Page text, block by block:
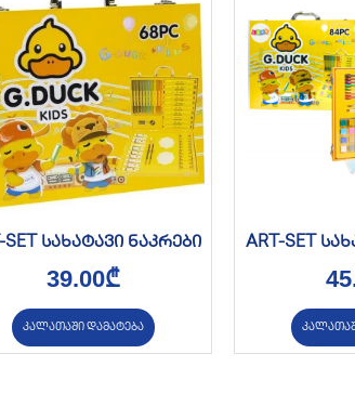
SET სახატავი ნაკრები
39.00₾
კალათაში დამატება
ART-SET